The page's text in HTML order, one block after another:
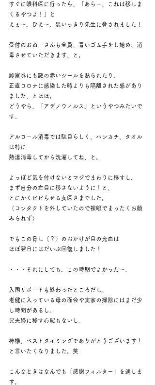
すぐに眼科医に行ったら、「あらー、これは移しま
くるやつよ！」と
えぇ～、ひえ～、思いっきり先生に脅されました！
受付のおねーさんも全員、青いゴム手をし始め、消
毒させていただきます、と。
診察券にも謎の赤いシールを貼られたり、
正直コロナに感染した時よりも隔離された感があり
ました、とほほ。
どうやら、「アデノウィルス」というやつみたいで
す。
アルコール消毒では駄目らしく、ハンカチ、タオル
は特に
熱湯消毒してから洗濯してね、と。
よっぽど気を付けないとマジでまわりに移すし、
まず自分の左目に移さないように！と、
とにかくビビらせる女医さまでした。
（コンタクトを外していたので裸眼でまったくお顔
みられず）
でもこの脅し（？）のおかけが目の充血は
ほぼ翌日にはだいぶ回復しました！
・・・それにしても、この時期でよかった〜。
入国サポートも終わったところだし、
老健に入っている母の面会や実家の掃除にはまだ少
し時間があるし。
兄夫婦に移す心配もないし。
神様、ベストタイミングでありがとうございます！
と言いたくなりました。笑
こんなときはなんでも「感謝フィルター」を通しま
す。